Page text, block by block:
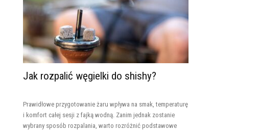
Jak rozpalić węgielki do shishy?
Prawidłowe przygotowanie żaru wpływa na smak, temperaturę
i komfort całej sesji z fajką wodną. Zanim jednak zostanie
wybrany sposób rozpalania, warto rozróżnić podstawowe